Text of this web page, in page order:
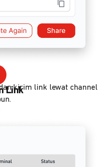
Linkkirim link lewat channel